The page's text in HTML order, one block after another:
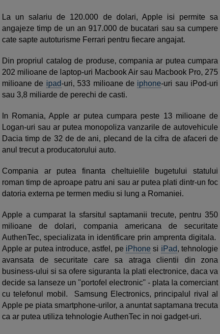
La un salariu de 120.000 de dolari, Apple isi permite sa
angajeze timp de un an 917.000 de bucatari sau sa cumpere
cate sapte autoturisme Ferrari pentru fiecare angajat.
Din propriul catalog de produse, compania ar putea cumpara
202 milioane de laptop-uri Macbook Air sau Macbook Pro, 275
milioane de ipad-uri, 533 milioane de iphone-uri sau iPod-uri
sau 3,8 miliarde de perechi de casti.
In Romania, Apple ar putea cumpara peste 13 milioane de
Logan-uri sau ar putea monopoliza vanzarile de autovehicule
Dacia timp de 32 de de ani, plecand de la cifra de afaceri de
anul trecut a producatorului auto.
Compania ar putea finanta cheltuielile bugetului statului
roman timp de aproape patru ani sau ar putea plati dintr-un foc
datoria externa pe termen mediu si lung a Romaniei.
Apple a cumparat la sfarsitul saptamanii trecute, pentru 350
milioane de dolari, compania americana de securitate
AuthenTec, specializata in identificare prin amprenta digitala.
Apple ar putea introduce, astfel, pe iPhone si iPad, tehnologie
avansata de securitate care sa atraga clientii din zona
business-ului si sa ofere siguranta la plati electronice, daca va
decide sa lanseze un "portofel electronic" - plata la comerciant
cu telefonul mobil. Samsung Electronics, principalul rival al
Apple pe piata smartphone-urilor, a anuntat saptamana trecuta
ca ar putea utiliza tehnologie AuthenTec in noi gadget-uri.